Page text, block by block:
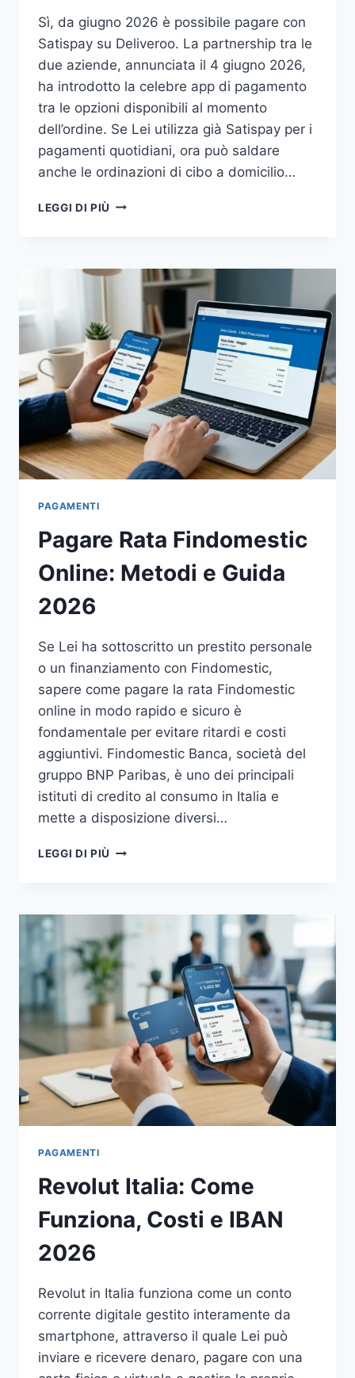
Sì, da giugno 2026 è possibile pagare con
Satispay su Deliveroo. La partnership tra le
due aziende, annunciata il 4 giugno 2026,
ha introdotto la celebre app di pagamento
tra le opzioni disponibili al momento
dell’ordine. Se Lei utilizza già Satispay per i
pagamenti quotidiani, ora può saldare
anche le ordinazioni di cibo a domicilio…
LEGGI DI PIÙ SATISPAY
PUÒ
PAGARE?
GUIDA
IT
PAGAMENTI
Pagare Rata Findomestic
Online: Metodi e Guida
2026
Se Lei ha sottoscritto un prestito personale
o un finanziamento con Findomestic,
sapere come pagare la rata Findomestic
online in modo rapido e sicuro è
fondamentale per evitare ritardi e costi
aggiuntivi. Findomestic Banca, società del
gruppo BNP Paribas, è uno dei principali
istituti di credito al consumo in Italia e
mette a disposizione diversi…
LEGGI DI PIÙ PAGARE
METODI
E
GUIDA
2026
PAGAMENTI
Revolut Italia: Come
Funziona, Costi e IBAN
2026
Revolut in Italia funziona come un conto
corrente digitale gestito interamente da
smartphone, attraverso il quale Lei può
inviare e ricevere denaro, pagare con una